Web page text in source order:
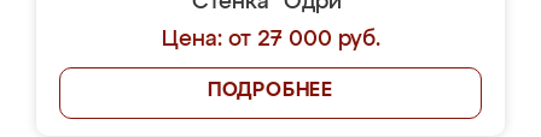
Цена: от 27 000 руб.
ПОДРОБНЕЕ